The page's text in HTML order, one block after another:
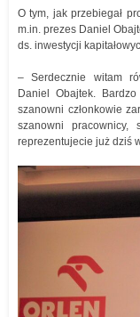
O tym, jak przebiegał
m.in. prezes Daniel
ds. inwestycji
– Serdecznie witam
Daniel Obajtek.
szanowni członkowie
szanowni pracownicy,
reprezentujecie już dziś